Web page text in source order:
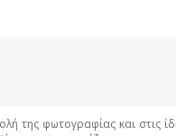
φωτογραφίας και στις